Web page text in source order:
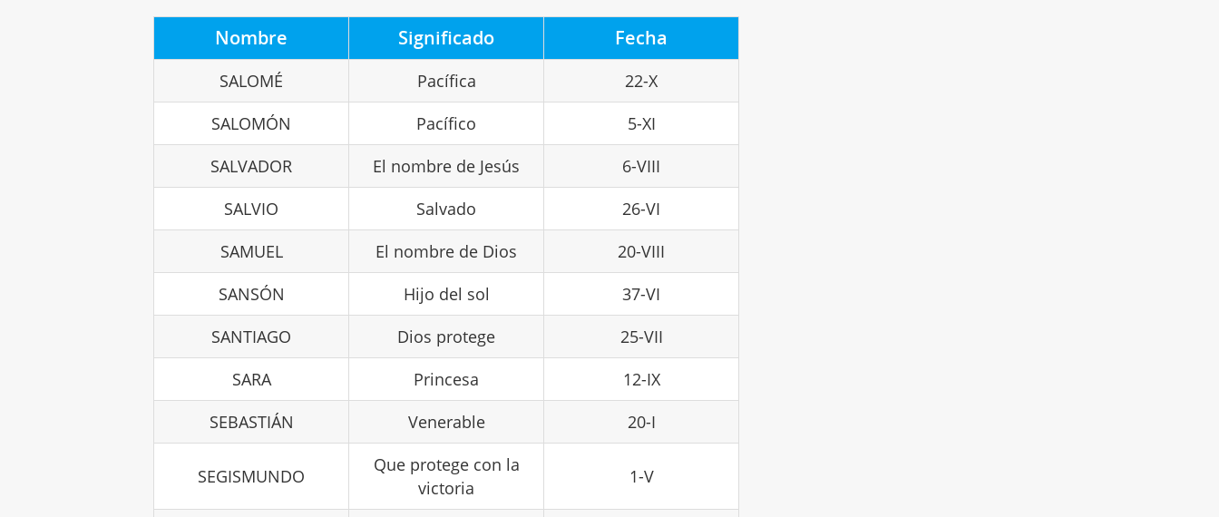
Nombre Significado Fecha
SALOMÉ Pacífica
22-X
SALOMÓN
Pacífico
5-XI
SALVADOR
El nombre de Jesús
6-VIII
SALVIO
Salvado
26-VI
SAMUEL
El nombre de Dios
20-VIII
SANSÓN
Hijo del sol
37-VI
SANTIAGO
Dios protege
25-VII
SARA
Princesa
12-IX
SEBASTIÁN
Venerable 20-I
SEGISMUNDO
Que protege con la
victoria
1-V